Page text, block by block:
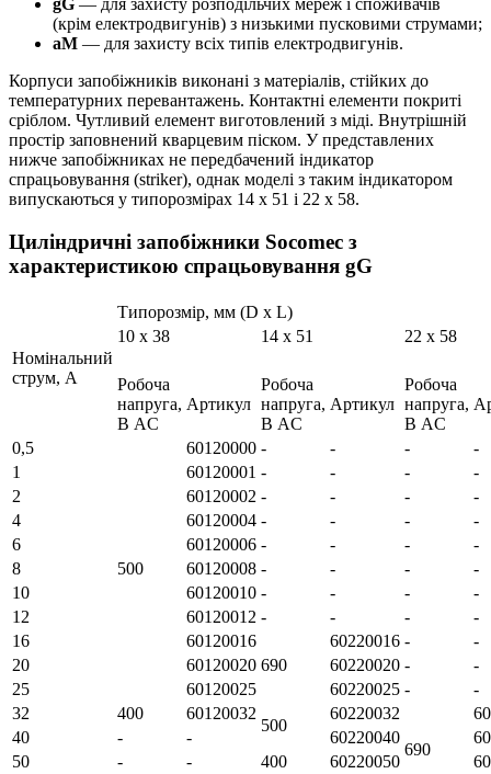
gG — для захисту розподільчих мереж і споживачів
(крім електродвигунів) з низькими пусковими струмами;
aM — для захисту всіх типів електродвигунів.
Корпуси запобіжників виконані з матеріалів, стійких до
температурних перевантажень. Контактні елементи покриті
сріблом. Чутливий елемент виготовлений з міді. Внутрішній
простір заповнений кварцевим піском. У представлених
нижче запобіжниках не передбачений індикатор
спрацьовування (striker), однак моделі з таким індикатором
випускаються у типорозмірах 14 х 51 і 22 х 58.
Циліндричні запобіжники Socomec з
характеристикою спрацьовування gG
Номінальний
струм, А
Типорозмір, мм (D х L)
10 x 38
14 х 51 22 х 58
Робоча
напруга,
В AC
Артикул
Робоча
напруга,
В AC
Артикул
Робоча
напруга,
В AC
0,5
500
60120000 - - -
-
1
60120001 - - -
-
2
60120002 - - -
-
4
60120004 - - -
-
6
60120006 - - -
-
8
60120008 - - -
-
10
60120010 - - -
-
12
60120012 - - -
-
16
60120016
690
60220016 -
-
20
60120020 60220020 -
-
25
60120025 60220025 -
-
32
400 60120032
500
60220032
690
40
- - 60220040
50
- - 400 60220050